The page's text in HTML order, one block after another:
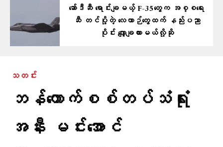
ဆော်ဒီဆီ ရောင်းချမယ့် F-35တွေက အစ္စရေး
ဆီ တင်ပို့တဲ့ လေယာဉ်တွေထက် နည်းပညာ
ပိုင်း လျှော့ချထားမယ်လို့ဆို
သတင်း
ဘန်​ကောက်စစ်တပ်သံရုံး
အနီး မင်း​အောင်